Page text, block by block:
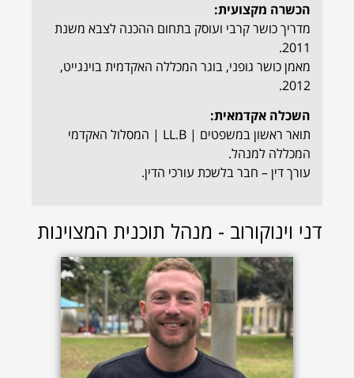
הכשרה מקצועית:
מדריך כושר קרבי ועוסק בתחום ההכנה לצבא משנת
2011.
מאמן כושר גופני, בוגר המכללה האקדמית בוינגייט,
2012.
השכלה אקדמאית:
תואר ראשון במשפטים | LL.B | המסלול האקדמי
המכללה למנהל.
עורך דין – חבר בלשכת עורכי הדין.
דני וינוקורוב - מנהל תוכנית המצוינות